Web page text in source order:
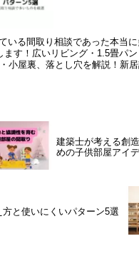
いる間取り相談であった本当
ます！広いリビング・1.5畳パ
小屋裏、落とし穴を解説！新
建築士が考える創
めの子供部屋アイ
方と使いにくいパターン5選